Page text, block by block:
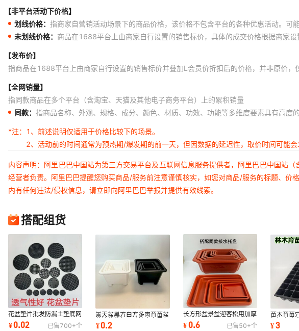
【非平台活动下价格】
划线价格： 指商家自营销活动场景下的商品价格，该价格不包含平台的各种优惠活动。可
未划线价格： 商品在1688平台上由商家自行设置的销售标价，具体的成交价格根据商家
【发布价】
指商品在1688平台上由商家自行设置的销售标价并叠加L会员价折扣后的价格，并非原价，
【全网销量】
指同款商品在多个平台（含淘宝、天猫及其他电子商务平台）上的累积销量
同款： 指商品名称、外观、规格、成分、颜色、材质、功效、功能等多维度要素具有高度
*注：
1、前述说明仅适用于价格比较下的场景。
2、活动前的时间通常为预热期/爆发期的前一天，但因数据的延迟性，取价时间可能
内容声明：阿里巴巴中国站为第三方交易平台及互联网信息服务提供者，阿里巴巴中国站
经营者负责。阿里巴巴提醒您购买商品/服务前注意谨慎核实，如您对商品/服务的标题、
内有任何违法/侵权信息，请立即向阿里巴巴举报并提供有效线索。
搭配组货
花盆垫片批发防漏土垫底网
片多肉垫盆网塑料圆形漏网
透气网漏水网
¥0.02 已售700+个
景天盆黑方白方多肉育苗盆
基地花盆加厚跨境电商黑色
白色方盆批发
¥0.2
长方形盆景盆迎客松用加厚
塑料果树花盆盆景基地专用
塑料花盆
¥0.6 已售50+个
苗木育苗
加深大孔
¥3